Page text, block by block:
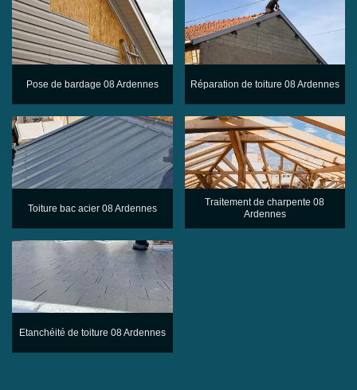
Pose de bardage 08 Ardennes Réparation de toiture 08 Ardennes
Toiture bac acier 08 Ardennes
Traitement de charpente 08
Ardennes
Etanchéité de toiture 08 Ardennes